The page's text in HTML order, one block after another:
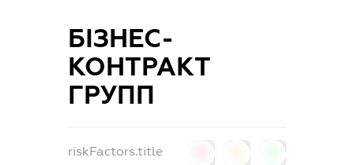
БІЗНЕС-
КОНТРАКТ
ГРУПП
riskFactors.title